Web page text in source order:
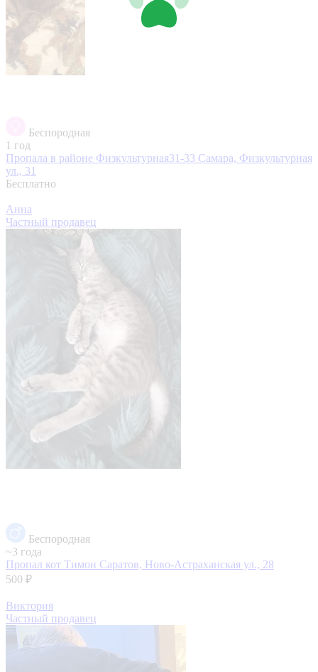
Беспородная
1 год
Пропала в районе Физкультурная31-33 Самара, Физкультурная
ул., 31
Бесплатно
Анна
Частный продавец
Беспородная
~3 года
Пропал кот Тимон Саратов, Ново-Астраханская ул., 28
500 ₽
Виктория
Частный продавец